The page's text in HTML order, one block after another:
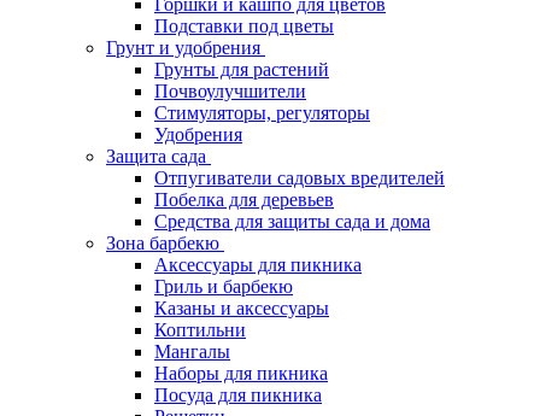
Подставки под цветы
Грунт и удобрения
Грунты для растений
Почвоулучшители
Стимуляторы, регуляторы
Удобрения
Защита сада
Отпугиватели садовых вредителей
Побелка для деревьев
Средства для защиты сада и дома
Зона барбекю
Аксессуары для пикника
Гриль и барбекю
Казаны и аксессуары
Коптильни
Мангалы
Наборы для пикника
Посуда для пикника